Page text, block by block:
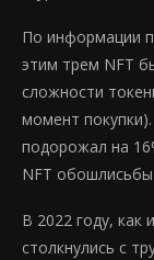
По информации
этим трем NFT
сложности
момент
подорожал на
NFT
В 2022 году, как
столкнулись с